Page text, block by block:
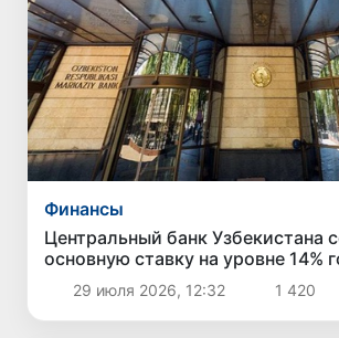
Финансы
Центральный банк Узбекистана
основную ставку на уровне 14%
29 июля 2026, 12:32 1 420